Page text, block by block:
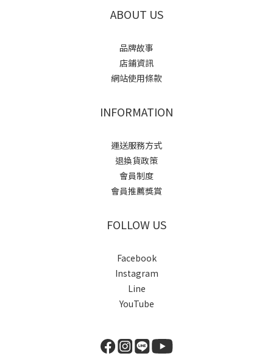
ABOUT US
品牌故事
店鋪資訊
網站使用條款
INFORMATION
運送服務方式
退換貨政策
會員制度
會員推薦獎賞
FOLLOW US
Facebook
Instagram
Line
YouTube